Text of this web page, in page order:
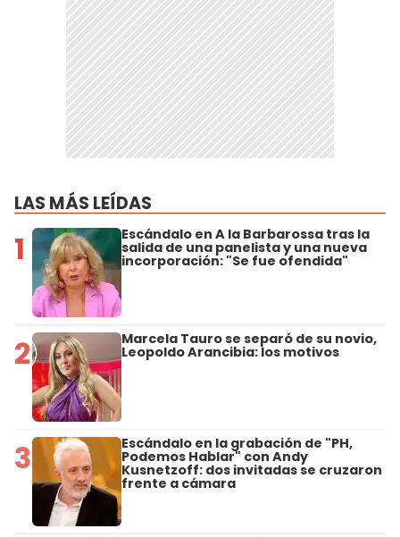
LAS MÁS LEÍDAS
1 Escándalo en A la Barbarossa tras la
salida de una panelista y una nueva
incorporación: "Se fue ofendida"
2 Marcela Tauro se separó de su novio,
Leopoldo Arancibia: los motivos
3 Escándalo en la grabación de "PH,
Podemos Hablar" con Andy
Kusnetzoff: dos invitadas se cruzaron
frente a cámara